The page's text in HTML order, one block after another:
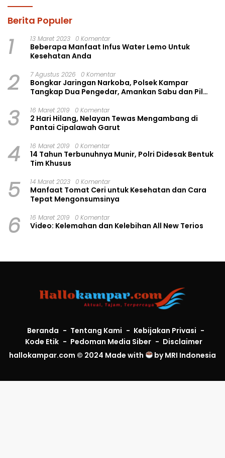
Berita Populer
1 13 Maret 2023 0 Komentar
Beberapa Manfaat Infus Water Lemo Untuk
Kesehatan Anda
2 7 Agustus 2026 0 Komentar
Bongkar Jaringan Narkoba, Polsek Kampar
Tangkap Dua Pengedar, Amankan Sabu dan Pil
3 16 Maret 2019 0 Komentar
2 Hari Hilang, Nelayan Tewas Mengambang di
Pantai Cipalawah Garut
4 16 Maret 2019 0 Komentar
14 Tahun Terbunuhnya Munir, Polri Didesak Bentuk
Tim Khusus
5 14 Maret 2023 0 Komentar
Manfaat Tomat Ceri untuk Kesehatan dan Cara
Tepat Mengonsumsinya
6 16 Maret 2019 0 Komentar
Video: Kelemahan dan Kelebihan All New Terios
Beranda Tentang Kami
Kebijakan Privasi
Kode Etik
Pedoman Media Siber
Disclaimer
hallokampar.com © 2024 Made with
byMRI Indonesia